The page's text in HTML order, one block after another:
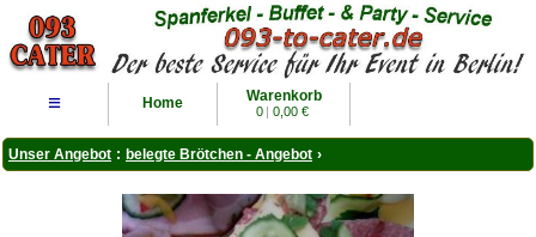
≡ Home Warenkorb
0 | 0,00 €
Unser Angebot : belegte Brötchen - Angebot ›